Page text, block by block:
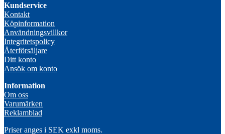
Kundservice
Kontakt
Köpinformation
Användningsvillkor
Integritetspolicy
Återförsäljare
Ditt konto
Ansök om konto
Information
Om oss
Varumärken
Reklamblad
Priser anges i SEK exkl moms.